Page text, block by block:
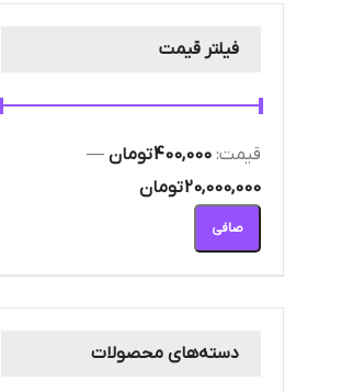
فیلتر قیمت
صافی
قيمت:400,000 تومان
—
20,000,000 تومان
دسته‌های محصولات